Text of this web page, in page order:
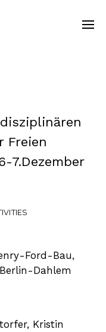
Freien
7.Dezember
Ford-Bau,
Dahlem
Kristin